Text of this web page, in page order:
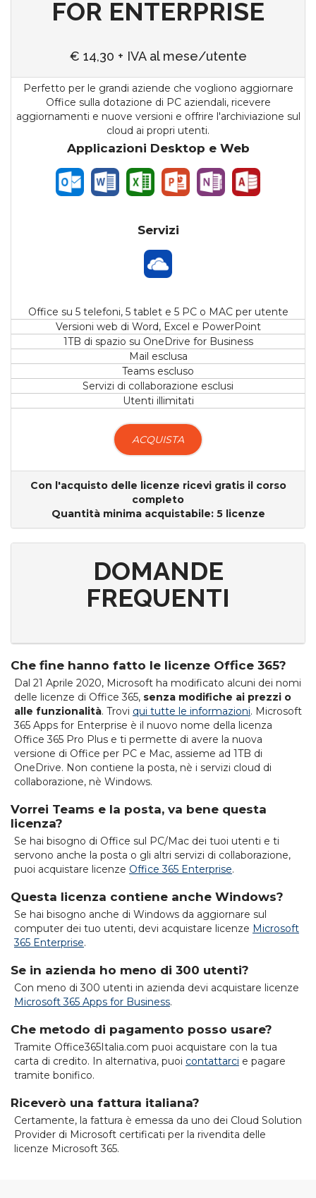
FOR ENTERPRISE
€ 14,30 + IVA al mese/utente
Perfetto per le grandi aziende che vogliono aggiornare
Office sulla dotazione di PC aziendali, ricevere
aggiornamenti e nuove versioni e offrire l'archiviazione sul
cloud ai propri utenti.
Applicazioni Desktop e Web
Servizi
Office su 5 telefoni, 5 tablet e 5 PC o MAC per utente
Versioni web di Word, Excel e PowerPoint
1TB di spazio su OneDrive for Business
Mail esclusa
Teams escluso
Servizi di collaborazione esclusi
Utenti illimitati
ACQUISTA
Con l'acquisto delle licenze ricevi gratis il corso
completo
Quantità minima acquistabile: 5 licenze
DOMANDE
FREQUENTI
Che fine hanno fatto le licenze Office 365?
Dal 21 Aprile 2020, Microsoft ha modificato alcuni dei nomi
delle licenze di Office 365, senza modifiche ai prezzi o
alle funzionalità. Trovi qui tutte le informazioni. Microsoft
365 Apps for Enterprise è il nuovo nome della licenza
Office 365 Pro Plus e ti permette di avere la nuova
versione di Office per PC e Mac, assieme ad 1TB di
OneDrive. Non contiene la posta, nè i servizi cloud di
collaborazione, nè Windows.
Vorrei Teams e la posta, va bene questa
licenza?
Se hai bisogno di Office sul PC/Mac dei tuoi utenti e ti
servono anche la posta o gli altri servizi di collaborazione,
puoi acquistare licenze Office 365 Enterprise.
Questa licenza contiene anche Windows?
Se hai bisogno anche di Windows da aggiornare sul
computer dei tuo utenti, devi acquistare licenze Microsoft
365 Enterprise.
Se in azienda ho meno di 300 utenti?
Con meno di 300 utenti in azienda devi acquistare licenze
Microsoft 365 Apps for Business.
Che metodo di pagamento posso usare?
Tramite Office365Italia.com puoi acquistare con la tua
carta di credito. In alternativa, puoi contattarci e pagare
tramite bonifico.
Riceverò una fattura italiana?
Certamente, la fattura è emessa da uno dei Cloud Solution
Provider di Microsoft certificati per la rivendita delle
licenze Microsoft 365.